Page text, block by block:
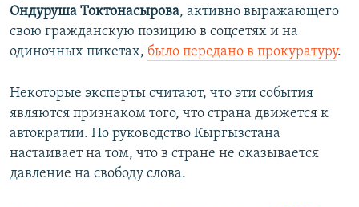
Ондуруша Токтонасырова, активно выражающего
свою гражданскую позицию в соцсетях и на
одиночных пикетах, было передано в прокуратуру.
Некоторые эксперты считают, что эти события
являются признаком того, что страна движется к
автократии. Но руководство Кыргызстана
настаивает на том, что в стране не оказывается
давление на свободу слова.